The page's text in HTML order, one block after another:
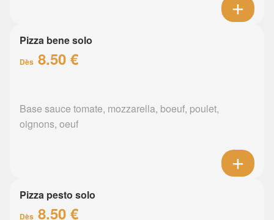
Pizza bene solo
Dès 8.50 €
Base sauce tomate, mozzarella, boeuf, poulet,
oignons, oeuf
Pizza pesto solo
Dès 8.50 €